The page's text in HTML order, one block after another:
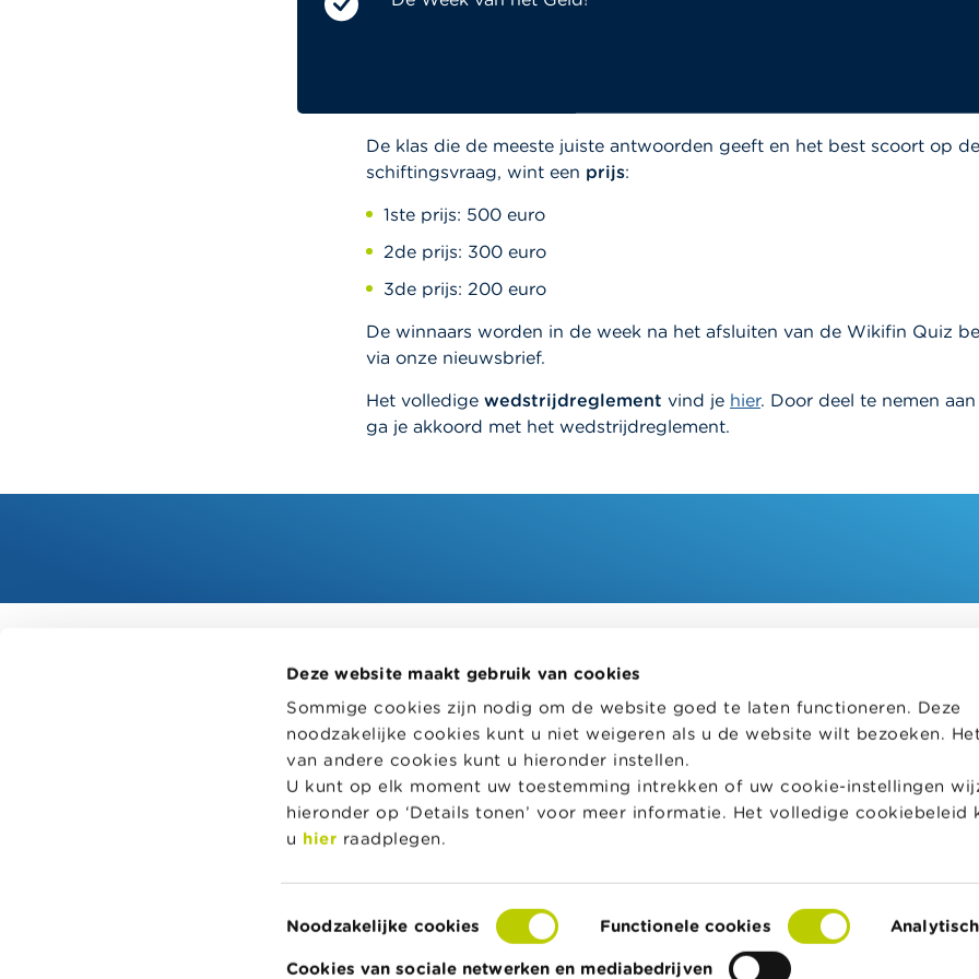
Deze website maakt gebruik van cookies
Sommige cookies zijn nodig om de website goed te laten functioneren. Deze
noodzakelijke cookies kunt u niet weigeren als u de website wilt bezoeken.
van andere cookies kunt u hieronder instellen.
U kunt op elk moment uw toestemming intrekken of uw cookie-instellingen
hieronder op ‘Details tonen’ voor meer informatie. Het volledige cookiebeleid
u hier raadplegen.
Noodzakelijke cookies Functionele cookies
Cookies van sociale netwerken en mediabedrijven
De klas die de meeste juiste antwoorden geeft en het best scoort op de
schiftingsvraag, wint een prijs:
1ste prijs: 500 euro
2de prijs: 300 euro
3de prijs: 200 euro
De winnaars worden in de week na het afsluiten van de Wikifin Quiz
via onze nieuwsbrief.
Het volledige wedstrijdreglement vind je hier. Door deel te nemen
ga je akkoord met het wedstrijdreglement.
Budget, betalen, lenen en verzekeren
Pensioen en pensioenvoorbereiding
Woning en hypothecaire lening
Wikifin.be helpt je bij financiële
beslissingen. Ze stelt gratis betrouwbare
en handige informatie ter beschikking,
onafhankelijk van private financiële
spelers.
Lees meer over Wikifin
pedagogisch lesmateriaal en
aan leerkrachten om hen te
Naar Wikifin School
© FSMA